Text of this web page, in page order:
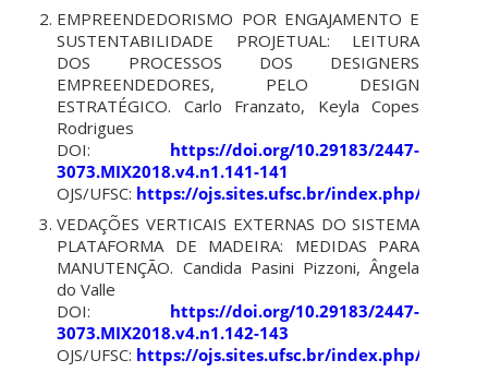
EMPREENDEDORISMO POR ENGAJAMENTO E
SUSTENTABILIDADE PROJETUAL: LEITURA
DOS PROCESSOS DOS DESIGNERS
EMPREENDEDORES, PELO DESIGN
ESTRATÉGICO. Carlo Franzato, Keyla Copes
Rodrigues
DOI: https://doi.org/10.29183/2447-
3073.MIX2018.v4.n1.141-141
OJS/UFSC: https://ojs.sites.ufsc.br/index.php/
VEDAÇÕES VERTICAIS EXTERNAS DO SISTEMA
PLATAFORMA DE MADEIRA: MEDIDAS PARA
MANUTENÇÃO. Candida Pasini Pizzoni, Ângela
do Valle
DOI: https://doi.org/10.29183/2447-
3073.MIX2018.v4.n1.142-143
OJS/UFSC: https://ojs.sites.ufsc.br/index.php/